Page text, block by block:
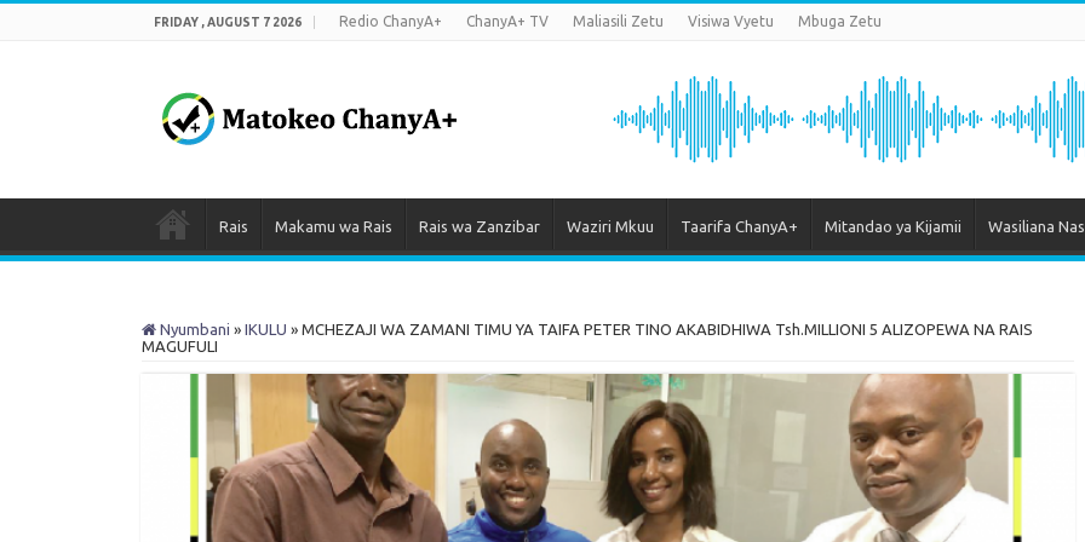
FRIDAY , AUGUST 7 2026 Redio ChanyA+ ChanyA+ TV Maliasili Zetu Visiwa Vyetu Mbuga Zetu
Rais Makamu wa Rais Rais wa Zanzibar Waziri Mkuu Taarifa ChanyA+ Mitandao ya Kijamii Wasiliana
Nyumbani » IKULU » MCHEZAJI WA ZAMANI TIMU YA TAIFA PETER TINO AKABIDHIWA Tsh.MILLIONI 5 ALIZOPEWA NA RAIS
MAGUFULI